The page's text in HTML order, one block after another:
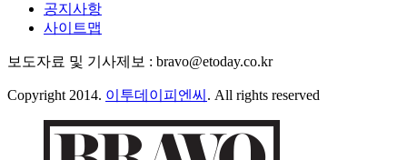
공지사항
사이트맵
보도자료 및 기사제보 : bravo@etoday.co.kr
Copyright 2014. 이투데이피엔씨 . All rights reserved